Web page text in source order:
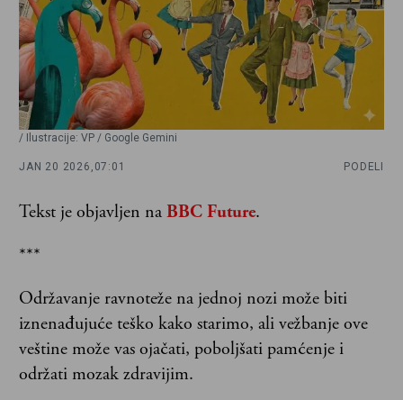
/ Ilustracije: VP / Google Gemini
JAN 20 2026, 07:01 PODELI
Tekst je objavljen na BBC Future.
***
Održavanje ravnoteže na jednoj nozi može biti
iznenađujuće teško kako starimo, ali vežbanje ove
veštine može vas ojačati, poboljšati pamćenje i
održati mozak zdravijim.